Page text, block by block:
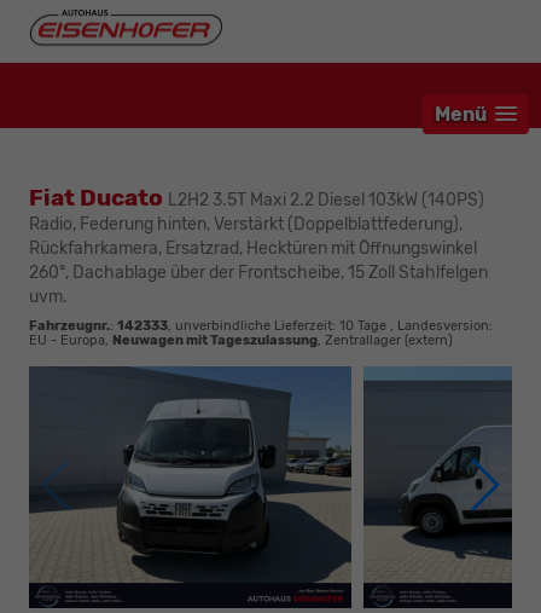
Menü
Fiat Ducato L2H2 3.5T Maxi 2.2 Diesel 103kW (140PS)
Radio, Federung hinten, Verstärkt (Doppelblattfederung),
Rückfahrkamera, Ersatzrad, Hecktüren mit Öffnungswinkel
260°, Dachablage über der Frontscheibe, 15 Zoll Stahlfelgen
uvm.
Fahrzeugnr.: 142333, unverbindliche Lieferzeit: 10 Tage , Landesversion:
EU - Europa, Neuwagen mit Tageszulassung, Zentrallager (extern)